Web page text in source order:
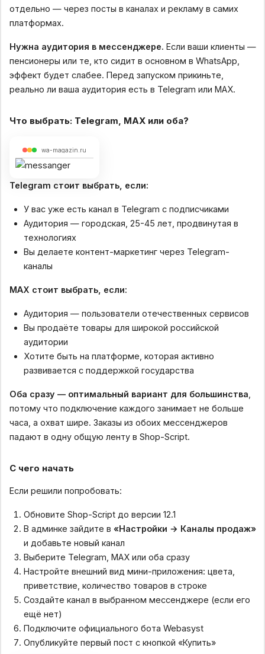
отдельно — через посты в каналах и рекламу в самих
платформах.
Нужна аудитория в мессенджере. Если ваши клиенты —
пенсионеры или те, кто сидит в основном в WhatsApp,
эффект будет слабее. Перед запуском прикиньте,
реально ли ваша аудитория есть в Telegram или MAX.
Что выбрать: Telegram, MAX или оба?
wa-magazin.ru
Telegram стоит выбрать, если:
У вас уже есть канал в Telegram с подписчиками
Аудитория — городская, 25-45 лет, продвинутая в
технологиях
Вы делаете контент-маркетинг через Telegram-
каналы
MAX стоит выбрать, если:
Аудитория — пользователи отечественных сервисов
Вы продаёте товары для широкой российской
аудитории
Хотите быть на платформе, которая активно
развивается с поддержкой государства
Оба сразу — оптимальный вариант для большинства
потому что подключение каждого занимает не больше
часа, а охват шире. Заказы из обоих мессенджеров
падают в одну общую ленту в Shop-Script.
С чего начать
Если решили попробовать:
Обновите Shop-Script до версии 12.1
В админке зайдите в «Настройки → Каналы продаж»
и добавьте новый канал
Выберите Telegram, MAX или оба сразу
Настройте внешний вид мини-приложения: цвета,
приветствие, количество товаров в строке
Создайте канал в выбранном мессенджере (если его
ещё нет)
Подключите официального бота Webasyst
Опубликуйте первый пост с кнопкой «Купить»